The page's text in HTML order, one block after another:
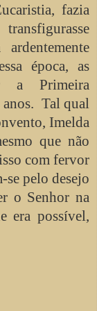
fazia
época, as
a Primeira
anos. Tal qual
Imelda
que não
com fervor
se pelo desejo
o Senhor na
era possível,